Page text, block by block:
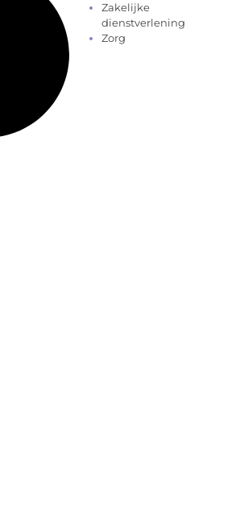
Zakelijke
dienstverlening
Zorg